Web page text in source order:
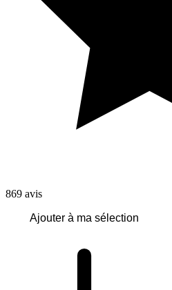
869 avis
Ajouter à ma sélection